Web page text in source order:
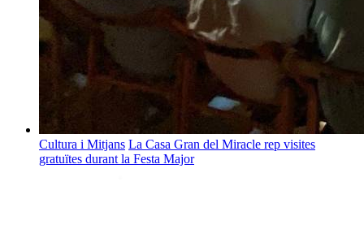
Cultura i Mitjans La Casa Gran del Miracle rep visites
gratuïtes durant la Festa Major